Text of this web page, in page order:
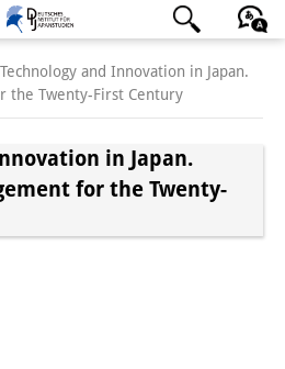
日本語 English Deutsch
Technology and Innovation in Japan.
the Twenty-First Century
in Japan.
for the Twenty-